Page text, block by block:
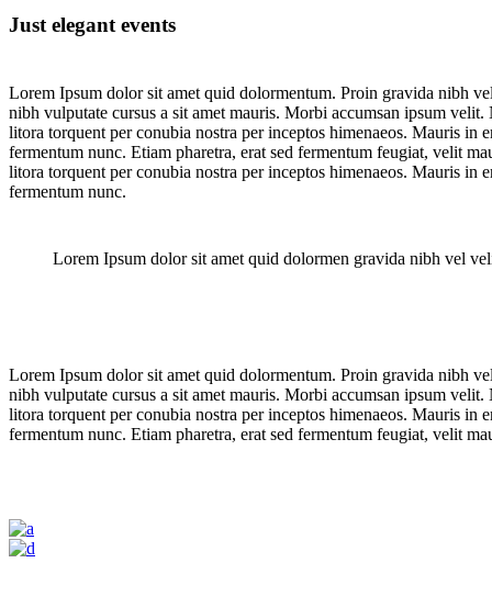
Just elegant events
Lorem Ipsum dolor sit amet quid dolormentum. Proin gravida nibh
nibh vulputate cursus a sit amet mauris. Morbi accumsan ipsum
litora torquent per conubia nostra per inceptos himenaeos. Mauris
fermentum nunc. Etiam pharetra, erat sed fermentum feugiat, velit
litora torquent per conubia nostra per inceptos himenaeos. Mauris
fermentum nunc.
Lorem Ipsum dolor sit amet quid dolormen gravida nibh vel
Lorem Ipsum dolor sit amet quid dolormentum. Proin gravida nibh
nibh vulputate cursus a sit amet mauris. Morbi accumsan ipsum
litora torquent per conubia nostra per inceptos himenaeos. Mauris
fermentum nunc. Etiam pharetra, erat sed fermentum feugiat, velit